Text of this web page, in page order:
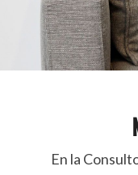
En la